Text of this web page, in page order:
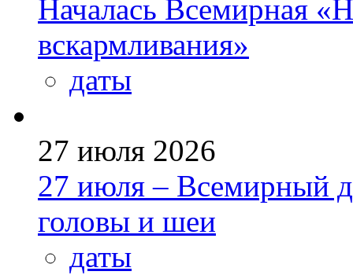
Началась Всемирная
вскармливания»
даты
27 июля 2026
27 июля – Всемирный
головы и шеи
даты